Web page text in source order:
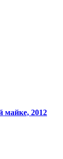
майке, 2012